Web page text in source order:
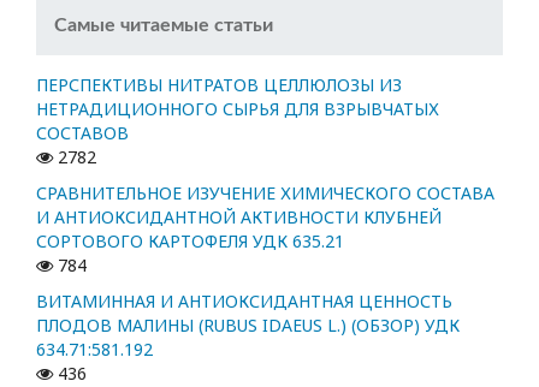
Самые читаемые статьи
ПЕРСПЕКТИВЫ НИТРАТОВ ЦЕЛЛЮЛОЗЫ ИЗ
НЕТРАДИЦИОННОГО СЫРЬЯ ДЛЯ ВЗРЫВЧАТЫХ
СОСТАВОВ
2782
СРАВНИТЕЛЬНОЕ ИЗУЧЕНИЕ ХИМИЧЕСКОГО СОСТАВА
И АНТИОКСИДАНТНОЙ АКТИВНОСТИ КЛУБНЕЙ
СОРТОВОГО КАРТОФЕЛЯ УДК 635.21
784
ВИТАМИННАЯ И АНТИОКСИДАНТНАЯ ЦЕННОСТЬ
ПЛОДОВ МАЛИНЫ (RUBUS IDAEUS L.) (ОБЗОР) УДК
634.71:581.192
436